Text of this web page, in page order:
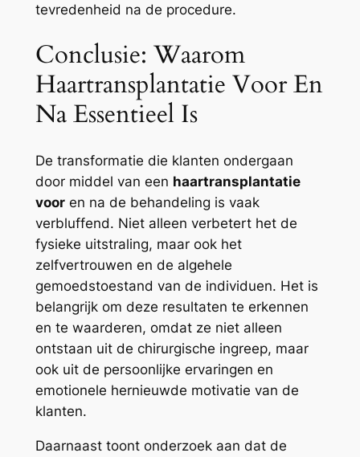
tevredenheid na de procedure.
Conclusie: Waarom
Haartransplantatie Voor En
Na Essentieel Is
De transformatie die klanten ondergaan
door middel van een haartransplantatie
vooren na de behandeling is vaak
verbluffend. Niet alleen verbetert het de
fysieke uitstraling, maar ook het
zelfvertrouwen en de algehele
gemoedstoestand van de individuen. Het is
belangrijk om deze resultaten te erkennen
en te waarderen, omdat ze niet alleen
ontstaan uit de chirurgische ingreep, maar
ook uit de persoonlijke ervaringen en
emotionele hernieuwde motivatie van de
klanten.
Daarnaast toont onderzoek aan dat de